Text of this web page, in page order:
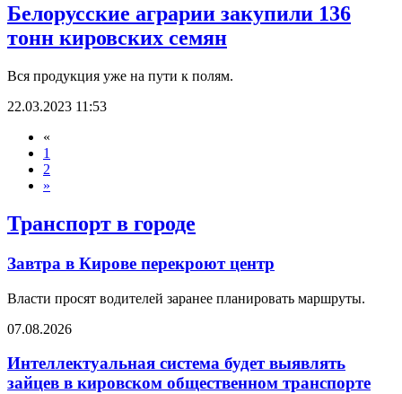
Белорусские аграрии закупили 136
тонн кировских семян
Вся продукция уже на пути к полям.
22.03.2023 11:53
«
1
2
»
Транспорт в городе
Завтра в Кирове перекроют центр
Власти просят водителей заранее планировать маршруты.
07.08.2026
Интеллектуальная система будет выявлять
зайцев в кировском общественном транспорте